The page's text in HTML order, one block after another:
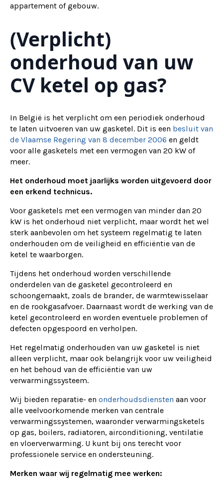
appartement of gebouw.
(Verplicht)
onderhoud van uw
CV ketel op gas?
In België is het verplicht om een periodiek onderhoud
te laten uitvoeren van uw gasketel. Dit is een besluit van
de Vlaamse Regering van 8 december 2006 en geldt
voor alle gasketels met een vermogen van 20 kW of
meer.
Het onderhoud moet jaarlijks worden uitgevoerd door
een erkend technicus.
Voor gasketels met een vermogen van minder dan 20
kW is het onderhoud niet verplicht, maar wordt het wel
sterk aanbevolen om het systeem regelmatig te laten
onderhouden om de veiligheid en efficiëntie van de
ketel te waarborgen.
Tijdens het onderhoud worden verschillende
onderdelen van de gasketel gecontroleerd en
schoongemaakt, zoals de brander, de warmtewisselaar
en de rookgasafvoer. Daarnaast wordt de werking van de
ketel gecontroleerd en worden eventuele problemen of
defecten opgespoord en verholpen.
Het regelmatig onderhouden van uw gasketel is niet
alleen verplicht, maar ook belangrijk voor uw veiligheid
en het behoud van de efficiëntie van uw
verwarmingssysteem.
Wij bieden reparatie- en onderhoudsdiensten aan voor
alle veelvoorkomende merken van centrale
verwarmingssystemen, waaronder verwarmingsketels
op gas, boilers, radiatoren, airconditioning, ventilatie
en vloerverwarming. U kunt bij ons terecht voor
professionele service en ondersteuning.
Merken waar wij regelmatig mee werken: